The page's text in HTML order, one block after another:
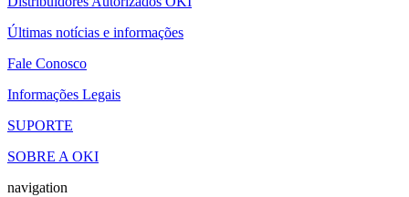
Últimas notícias e informações
Fale Conosco
Informações Legais
SUPORTE
SOBRE A OKI
navigation